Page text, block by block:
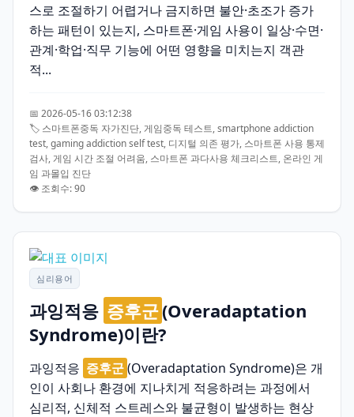
스로 조절하기 어렵거나 금지하면 불안·초조가 증가
하는 패턴이 있는지, 스마트폰·게임 사용이 일상·수면·
관계·학업·직무 기능에 어떤 영향을 미치는지 객관
적...
📅 2026-05-16 03:12:38
🏷️ 스마트폰중독 자가진단, 게임중독 테스트, smartphone addiction
test, gaming addiction self test, 디지털 의존 평가, 스마트폰 사용 통제
검사, 게임 시간 조절 어려움, 스마트폰 과다사용 체크리스트, 온라인 게
임 과몰입 진단
👁️ 조회수: 90
심리용어
과잉적응 증후군(Overadaptation
Syndrome)이란?
과잉적응 증후군(Overadaptation Syndrome)은 개
인이 사회나 환경에 지나치게 적응하려는 과정에서
심리적, 신체적 스트레스와 불균형이 발생하는 현상